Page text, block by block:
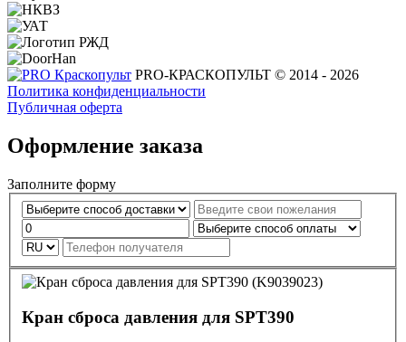
PRO-КРАСКОПУЛЬТ © 2014 - 2026
Политика конфиденциальности
Публичная оферта
Оформление заказа
Заполните форму
Кран сброса давления для SPT390